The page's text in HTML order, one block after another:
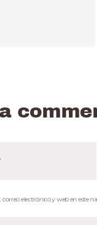
electrónico y web en este